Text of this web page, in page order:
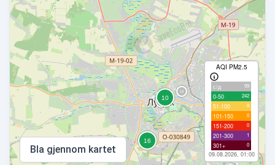
AQI PM2.5
с/д 99
0-50 242
51-100 8
101-150 0
151-200 0
201-300 1
301+ 0
09.08.2026, 01:00
Bla gjennom kartet